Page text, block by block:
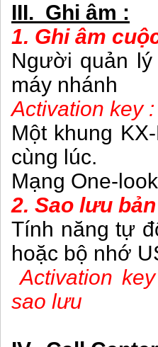
III. Ghi âm :
1. Ghi âm
Người quản
máy nhánh
Activation key
Một khung
cùng lúc.
Mạng One-
2. Sao lưu
Tính năng tự
hoặc bộ nhớ
Activation
sao lưu